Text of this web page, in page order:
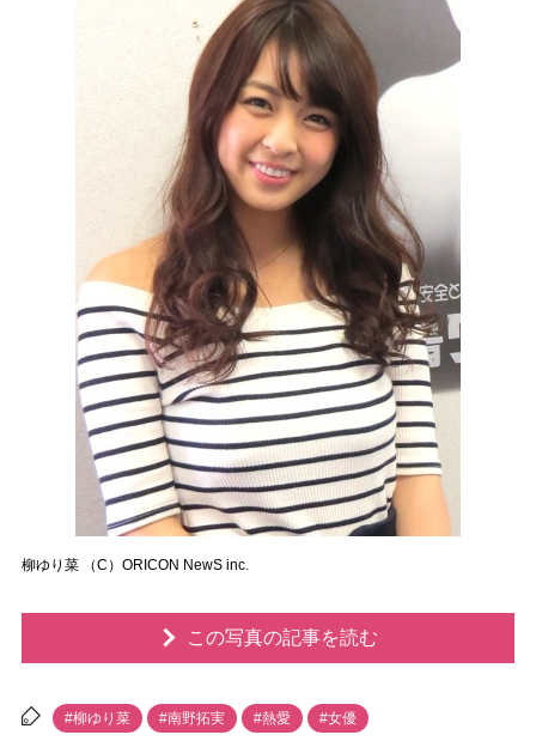
柳ゆり菜 （C）ORICON NewS inc.
この写真の記事を読む
#柳ゆり菜 #南野拓実 #熱愛 #女優